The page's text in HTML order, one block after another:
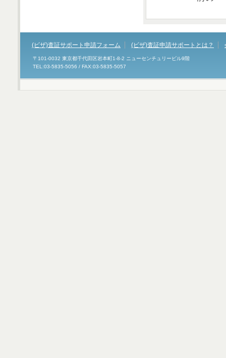
(ビザ)査証サポート申請フォーム (ビザ)査証申請サポートとは？
〒101-0032 東京都千代田区岩本町1-8-2 ニューセンチュリービル9階
TEL:03-5835-5056 / FAX:03-5835-5057